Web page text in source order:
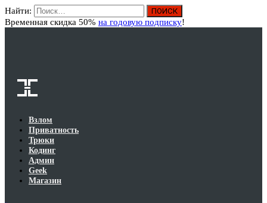
Найти:
Временная скидка 50% на годовую подписку!
Взлом
Приватность
Трюки
Кодинг
Админ
Geek
Магазин